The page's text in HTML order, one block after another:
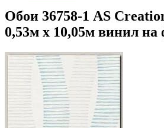
Обои 36758-1 AS
0,53м x 10,05м винил на